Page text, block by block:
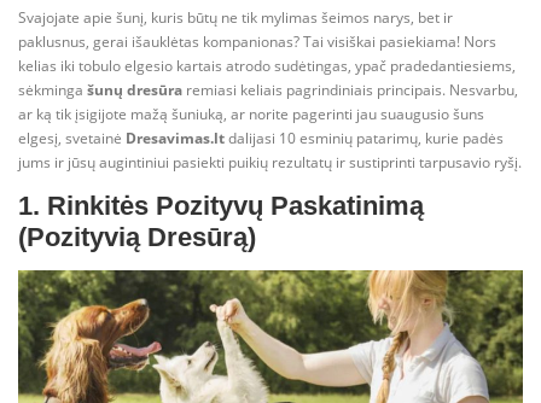
Svajojate apie šunį, kuris būtų ne tik mylimas šeimos narys, bet ir
paklusnus, gerai išauklėtas kompanionas? Tai visiškai pasiekiama! Nors
kelias iki tobulo elgesio kartais atrodo sudėtingas, ypač pradedantiesiems,
sėkminga šunų dresūra remiasi keliais pagrindiniais principais. Nesvarbu,
ar ką tik įsigijote mažą šuniuką, ar norite pagerinti jau suaugusio šuns
elgesį, svetainė Dresavimas.ltdalijasi 10 esminių patarimų, kurie padės
jums ir jūsų augintiniui pasiekti puikių rezultatų ir sustiprinti tarpusavio ryšį.
1. Rinkitės Pozityvų Paskatinimą
(Pozityvią Dresūrą)